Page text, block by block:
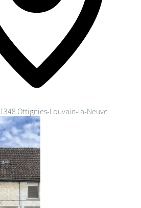
1348 Ottignies-Louvain-la-Neuve